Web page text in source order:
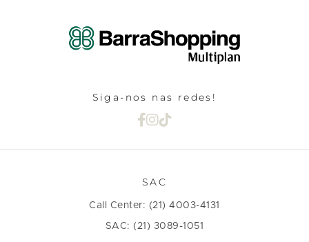
Siga-nos nas redes!
SAC
Call Center: (21) 4003-4131
SAC: (21) 3089-1051